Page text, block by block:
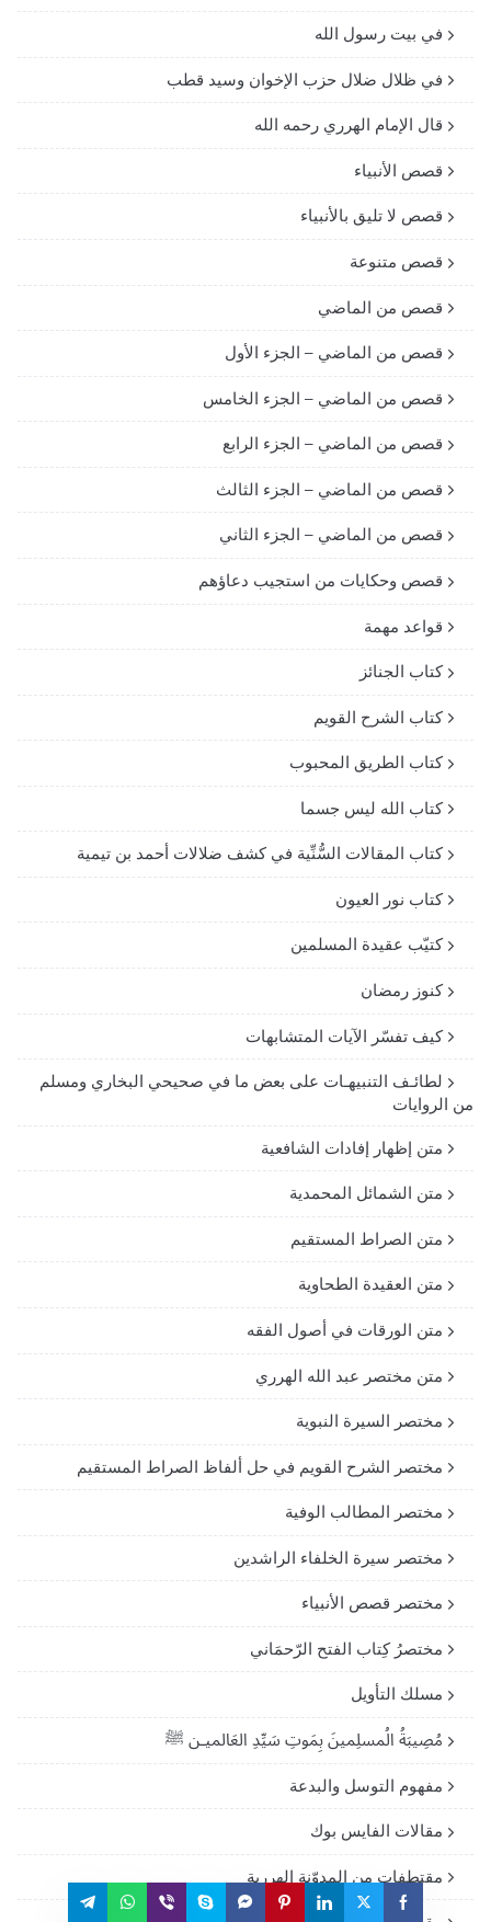
في بيت رسول الله
في ظلال ضلال حزب الإخوان وسيد قطب
قال الإمام الهرري رحمه الله
قصص الأنبياء
قصص لا تليق بالأنبياء
قصص متنوعة
قصص من الماضي
قصص من الماضي – الجزء الأول
قصص من الماضي – الجزء الخامس
قصص من الماضي – الجزء الرابع
قصص من الماضي – الجزء الثالث
قصص من الماضي – الجزء الثاني
قصص وحكايات من استجيب دعاؤهم
قواعد مهمة
كتاب الجنائز
كتاب الشرح القويم
كتاب الطريق المحبوب
كتاب الله ليس جسما
كتاب المقالات السُّنِّية في كشف ضلالات أحمد بن تيمية
كتاب نور العيون
كتيّب عقيدة المسلمين
كنوز رمضان
كيف تفسّر الآيات المتشابهات
لطائـف التنبيهـات على بعض ما في صحيحي البخاري ومسلم
من الروايات
متن إظهار إفادات الشافعية
متن الشمائل المحمدية
متن الصراط المستقيم
متن العقيدة الطحاوية
متن الورقات في أصول الفقه
متن مختصر عبد الله الهرري
مختصر السيرة النبوية
مختصر الشرح القويم في حل ألفاظ الصراط المستقيم
مختصر المطالب الوفية
مختصر سيرة الخلفاء الراشدين
مختصر قصص الأنبياء
مختصرُ كِتاب الفتح الرّحمَاني
مسلك التأويل
مُصِيبَةُ الُمسلِمينَ بِمَوتِ سَيِّدِ العَالميـن ﷺ
مفهوم التوسل والبدعة
مقالات الفايس بوك
مقتطفات من المدوّنة الهررية